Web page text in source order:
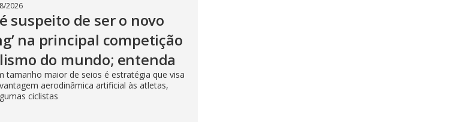
2026
suspeito de ser o novo
na principal competição
do mundo; entenda
tamanho maior de seios é estratégia que visa
aerodinâmica artificial às atletas,
ciclistas